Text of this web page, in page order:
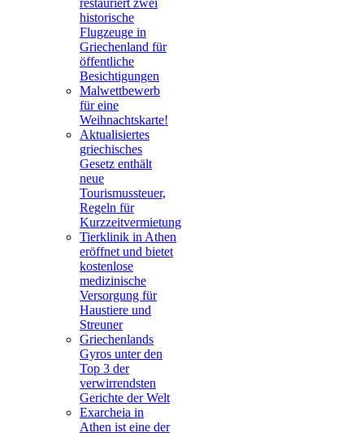
restauriert zwei
historische
Flugzeuge in
Griechenland für
öffentliche
Besichtigungen
Malwettbewerb
für eine
Weihnachtskarte!
Aktualisiertes
griechisches
Gesetz enthält
neue
Tourismussteuer,
Regeln für
Kurzzeitvermietung
Tierklinik in Athen
eröffnet und bietet
kostenlose
medizinische
Versorgung für
Haustiere und
Streuner
Griechenlands
Gyros unter den
Top 3 der
verwirrendsten
Gerichte der Welt
Exarcheia in
Athen ist eine der